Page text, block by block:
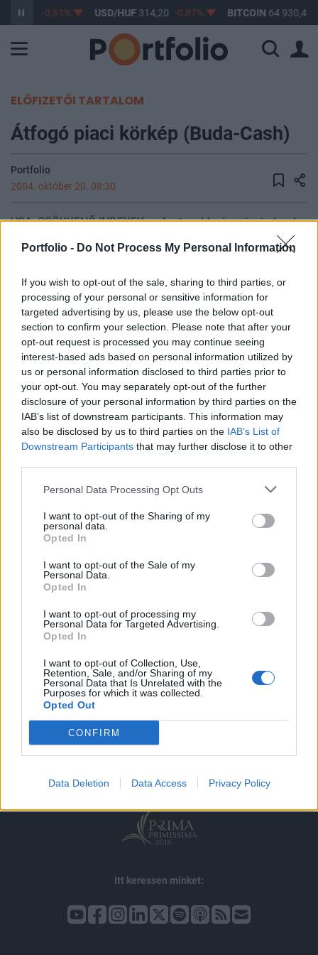
Portfolio - Do Not Process My Personal Information
If you wish to opt-out of the sale, sharing to third parties, or
processing of your personal or sensitive information for
targeted advertising by us, please use the below opt-out
section to confirm your selection. Please note that after your
opt-out request is processed you may continue seeing
interest-based ads based on personal information utilized by
us or personal information disclosed to third parties prior to
your opt-out. You may separately opt-out of the further
disclosure of your personal information by third parties on the
IAB’s list of downstream participants. This information may
also be disclosed by us to third parties on the IAB’s List of
Downstream Participants that may further disclose it to other
Personal Data Processing Opt Outs
I want to opt-out of the Sharing of my
personal data.
Opted In
I want to opt-out of the Sale of my
Personal Data.
Opted In
I want to opt-out of processing my
Personal Data for Targeted Advertising.
Opted In
I want to opt-out of Collection, Use,
Retention, Sale, and/or Sharing of my
Personal Data that Is Unrelated with the
Purposes for which it was collected.
Opted Out
CONFIRM
Data Deletion Data Access Privacy Policy
363,17 -0,61% USD/HUF314,20 -0,87% BITCOIN 64 930,47
ELŐFIZETŐI TARTALOM
Átfogó piaci körkép (Buda-Cash)
Portfolio
2004. október 20. 08:30
USA: CSÖKKENŐ INDEXEK - a fontosabb részvényindexek
csökkenését hozta az átlagosnál nagyobb forgalmú keddi
kereskedés az USA-ban - a kőolaj árának örömmel fogadott
kiugróan jó gyorsjelentések sem kerültek nyilvánosságra,
ellenben a biztosítók elleni vizsgálat egyre szélesebb
körűnek tűnik - utóbbi...
KEDVES OLVASÓNK!
A keresett cikk a portfolio.hu hírarchívumához
tartozik, melynek olvasása előfizetéses
regisztrációhoz kötött.
Kötéslisták: BÉT elmúlt 2 év napon belüli
kötéslistái
impresszum
jogi nyilatkozat
adatvédelem
szerzői jogok médiaajánlat
karrier
kommentkezelés
ÁSZF
Itt keressen minket: